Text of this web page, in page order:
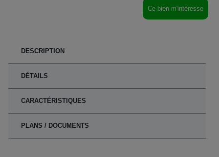
Ce bien m'intéresse
DESCRIPTION
DÉTAILS
CARACTÉRISTIQUES
PLANS / DOCUMENTS